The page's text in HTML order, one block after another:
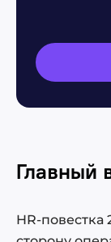
Главный
HR-повестка